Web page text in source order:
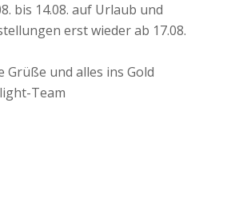
bis 14.08. auf Urlaub und
erst wieder ab 17.08.
Grüße und alles ins Gold
Team